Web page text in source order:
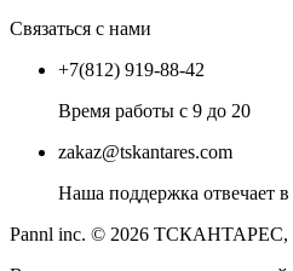
Связаться с нами
+7(812) 919-88-42
Время работы с 9 до 20
zakaz@tskantares.com
Наша поддержка отвечает в
Pannl inc. © 2026 ТСКАНТАРЕС,